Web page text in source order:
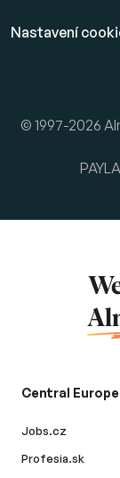
Nastavení
© 1997-2026
Central Europe
Jobs.cz
Profesia.sk